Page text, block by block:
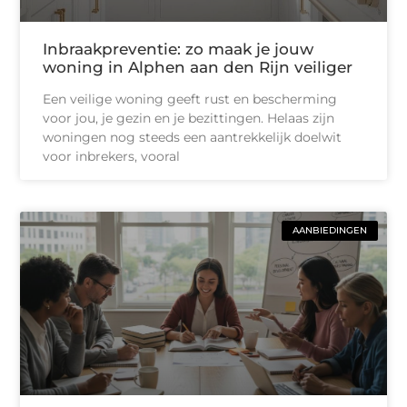
Inbraakpreventie: zo maak je jouw
woning in Alphen aan den Rijn veiliger
Een veilige woning geeft rust en bescherming
voor jou, je gezin en je bezittingen. Helaas zijn
woningen nog steeds een aantrekkelijk doelwit
voor inbrekers, vooral
AANBIEDINGEN